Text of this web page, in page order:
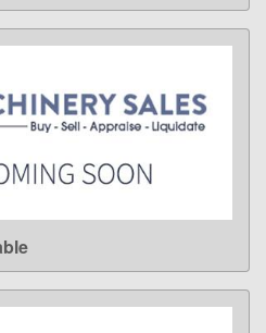
MORE